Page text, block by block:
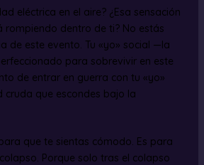
eléctrica en el aire? ¿Esa sensación
rompiendo dentro de ti? No estás
de este evento. Tu «yo» social —la
para sobrevivir en este
de entrar en guerra con tu «yo»
que escondes bajo la
que te sientas cómodo. Es para
Porque solo tras el colapso